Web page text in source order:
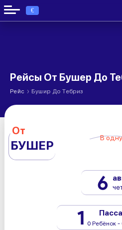
€
Рейсы От Бушер До
Рейс › Бушир До Тебриз
От
БУШЕР В
6
1 0 Ребёнок